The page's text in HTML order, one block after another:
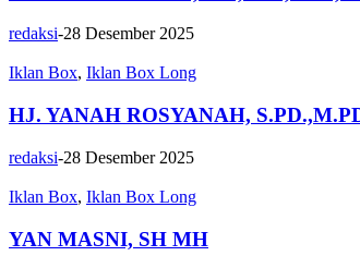
redaksi-28 Desember 2025
Iklan Box, Iklan Box Long
HJ. YANAH ROSYANAH,
redaksi-28 Desember 2025
Iklan Box, Iklan Box Long
YAN MASNI, SH MH